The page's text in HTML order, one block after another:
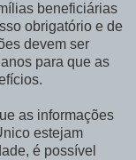
beneficiárias
obrigatório e de
devem ser
para que as
as informações
estejam
é possível